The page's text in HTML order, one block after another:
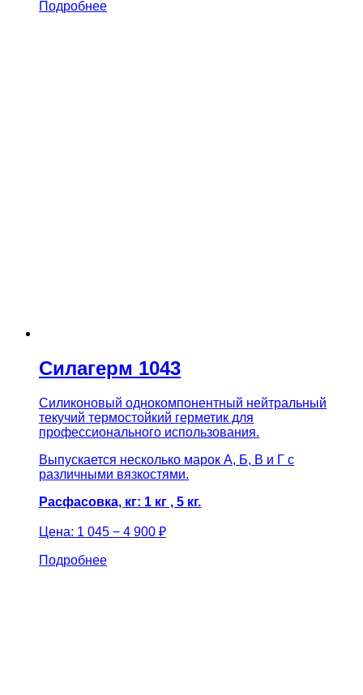
Подробнее
Силагерм 1043
Силиконовый однокомпонентный нейтральный
текучий термостойкий герметик для
профессионального использования.
Выпускается несколько марок А, Б, В и Г с
различными вязкостями.
Расфасовка, кг: 1 кг , 5 кг.
Цена: 1 045 − 4 900 ₽
Подробнее